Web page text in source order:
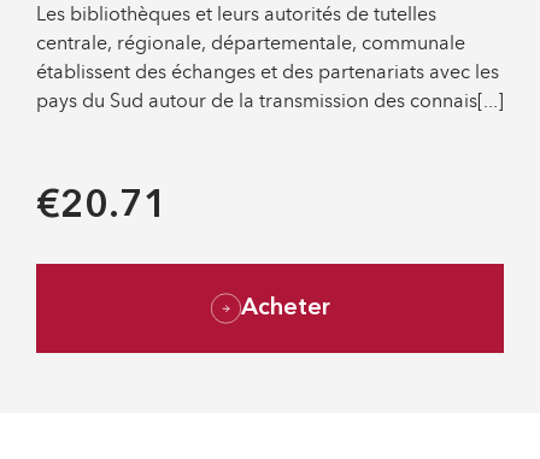
Les bibliothèques et leurs autorités de tutelles
centrale, régionale, départementale, communale
établissent des échanges et des partenariats avec les
pays du Sud autour de la transmission des connais[...]
€20.71
Acheter